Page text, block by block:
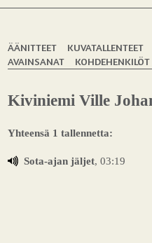
ÄÄNITTEET KUVATALLENTEET
AVAINSANAT
KOHDEHENKILÖT
Kiviniemi Ville
Yhteensä 1 tallennetta:
Sota-ajan jäljet, 03:19